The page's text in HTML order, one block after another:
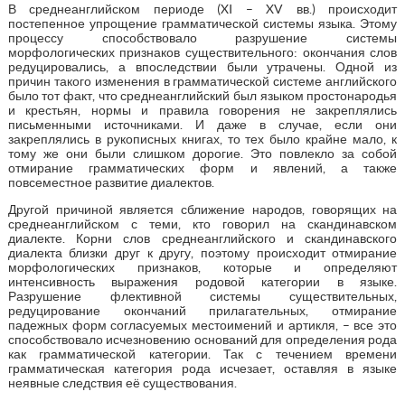
В среднеанглийском периоде (XI – XV вв.) происходит
постепенное упрощение грамматической системы языка. Этому
процессу способствовало разрушение системы
морфологических признаков существительного: окончания слов
редуцировались, а впоследствии были утрачены. Одной из
причин такого изменения в грамматической системе английского
было тот факт, что среднеанглийский был языком простонародья
и крестьян, нормы и правила говорения не закреплялись
письменными источниками. И даже в случае, если они
закреплялись в рукописных книгах, то тех было крайне мало, к
тому же они были слишком дорогие. Это повлекло за собой
отмирание грамматических форм и явлений, а также
повсеместное развитие диалектов.
Другой причиной является сближение народов, говорящих на
среднеанглийском с теми, кто говорил на скандинавском
диалекте. Корни слов среднеанглийского и скандинавского
диалекта близки друг к другу, поэтому происходит отмирание
морфологических признаков, которые и определяют
интенсивность выражения родовой категории в языке.
Разрушение флективной системы существительных,
редуцирование окончаний прилагательных, отмирание
падежных форм согласуемых местоимений и артикля, – все это
способствовало исчезновению оснований для определения рода
как грамматической категории. Так с течением времени
грамматическая категория рода исчезает, оставляя в языке
неявные следствия её существования.